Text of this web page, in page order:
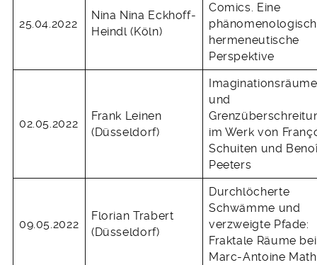
25.04.2022
Nina Nina Eckhoff-
Heindl (Köln)
Comics. Eine
hermeneutische
Perspektive
02.05.2022
Frank Leinen
(Düsseldorf)
Imaginationsräume
und
im Werk von
Schuiten und
Peeters
09.05.2022
Florian Trabert
(Düsseldorf)
Durchlöcherte
Schwämme und
verzweigte Pfade:
Fraktale Räume bei
Marc-Antoine